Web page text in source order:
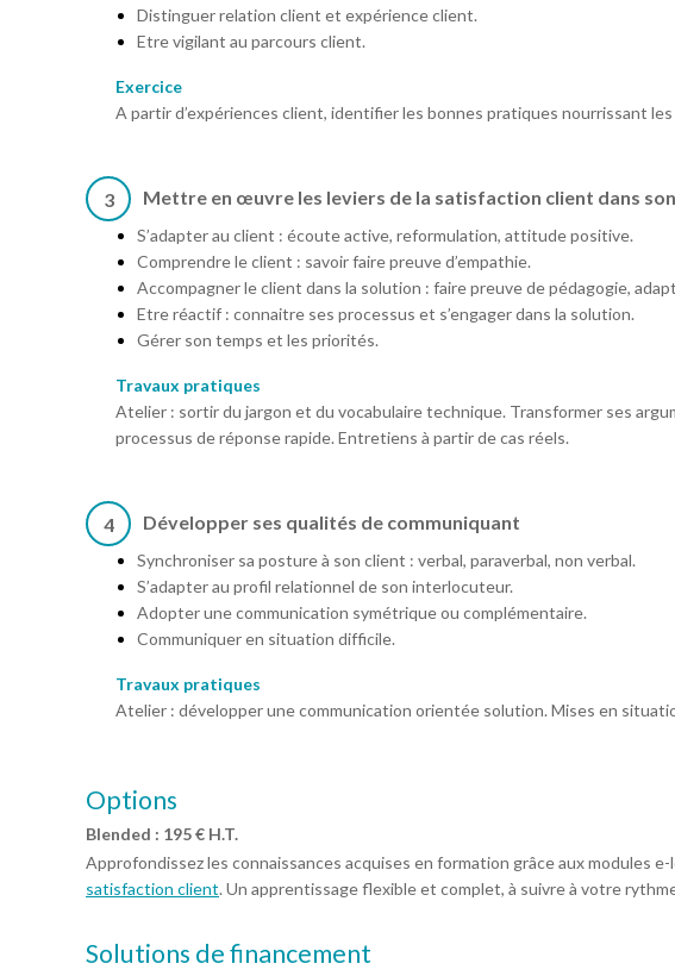
Distinguer relation client et expérience client.
Etre vigilant au parcours client.
Exercice
A partir d’expériences client, identifier les bonnes pratiques nourrissant
3 Mettre en œuvre les leviers de la satisfaction client dans
S’adapter au client : écoute active, reformulation, attitude positive.
Comprendre le client : savoir faire preuve d’empathie.
Accompagner le client dans la solution : faire preuve de pédagogie,
Etre réactif : connaitre ses processus et s’engager dans la solution.
Gérer son temps et les priorités.
Travaux pratiques
Atelier : sortir du jargon et du vocabulaire technique. Transformer ses
processus de réponse rapide. Entretiens à partir de cas réels.
4 Développer ses qualités de communiquant
Synchroniser sa posture à son client : verbal, paraverbal, non verbal.
S’adapter au profil relationnel de son interlocuteur.
Adopter une communication symétrique ou complémentaire.
Communiquer en situation difficile.
Travaux pratiques
Atelier : développer une communication orientée solution. Mises en
Options
Blended : 195 € H.T.
Approfondissez les connaissances acquises en formation grâce aux modules
satisfaction client. Un apprentissage flexible et complet, à suivre à votre
Solutions de financement